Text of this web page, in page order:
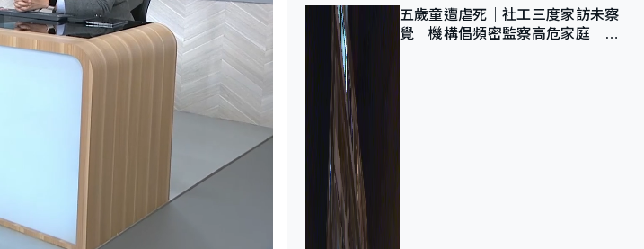
五歲童遭虐死｜社工三度家訪未察
覺 機構倡頻密監察高危家庭 管